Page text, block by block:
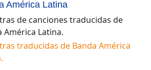
América Latina
de canciones traducidas de
América Latina.
traducidas de Banda América
.